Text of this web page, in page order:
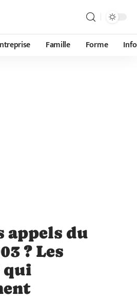
Famille Forme
appels du
? Les
qui